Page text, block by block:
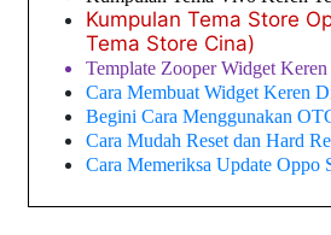
Kumpulan Tema Store
Tema Store Cina)
Template Zooper Widget
Cara Membuat Widget Keren
Begini Cara Menggunakan
Cara Mudah Reset dan Hard
Cara Memeriksa Update Oppo